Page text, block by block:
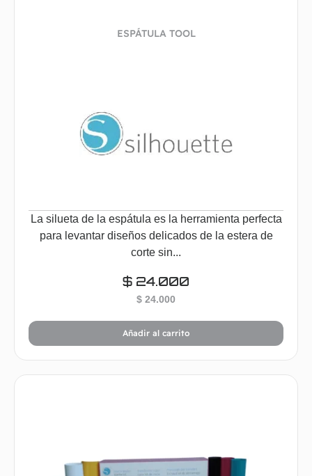
ESPÁTULA TOOL
La silueta de la espátula es la herramienta perfecta
para levantar diseños delicados de la estera de
corte sin...
$ 24.000
$ 24.000
Añadir al carrito